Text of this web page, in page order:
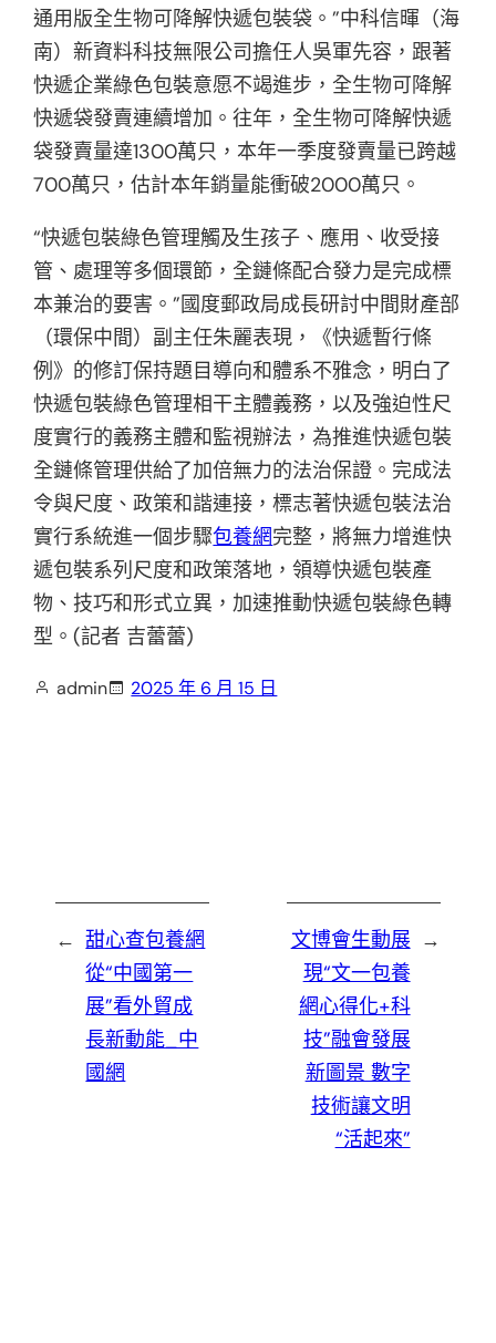
通用版全生物可降解快遞包裝袋。”中科信暉（海
南）新資料科技無限公司擔任人吳軍先容，跟著
快遞企業綠色包裝意愿不竭進步，全生物可降解
快遞袋發賣連續增加。往年，全生物可降解快遞
袋發賣量達1300萬只，本年一季度發賣量已跨越
700萬只，估計本年銷量能衝破2000萬只。
“快遞包裝綠色管理觸及生孩子、應用、收受接
管、處理等多個環節，全鏈條配合發力是完成標
本兼治的要害。”國度郵政局成長研討中間財產部
（環保中間）副主任朱麗表現，《快遞暫行條
例》的修訂保持題目導向和體系不雅念，明白了
快遞包裝綠色管理相干主體義務，以及強迫性尺
度實行的義務主體和監視辦法，為推進快遞包裝
全鏈條管理供給了加倍無力的法治保證。完成法
令與尺度、政策和諧連接，標志著快遞包裝法治
實行系統進一個步驟包養網完整，將無力增進快
遞包裝系列尺度和政策落地，領導快遞包裝產
物、技巧和形式立異，加速推動快遞包裝綠色轉
型。(記者 吉蕾蕾)
admin 2025 年 6 月 15 日
← 甜心查包養網
從“中國第一
展”看外貿成
長新動能_中
國網
→
文博會生動展
現“文一包養
網心得化+科
技”融會發展
新圖景 數字
技術讓文明
“活起來”